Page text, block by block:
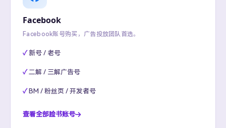
Facebook
Facebook账号购买，广告投放团队首选。
新号 / 老号
二解 / 三解广告号
BM / 粉丝页 / 开发者号
查看全部脸书账号